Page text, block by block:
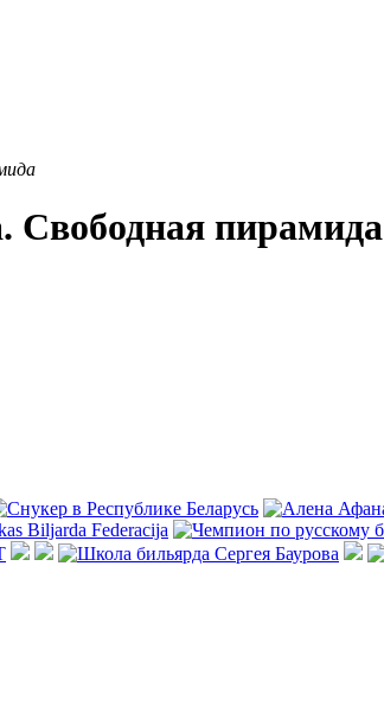
Свободная пирамида